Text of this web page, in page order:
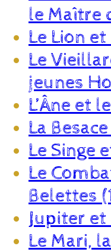
le Maître
Le Lion
Le
jeunes
L’Âne et
La
Le Singe
Le
Belettes
Jupiter et
Le Mari,